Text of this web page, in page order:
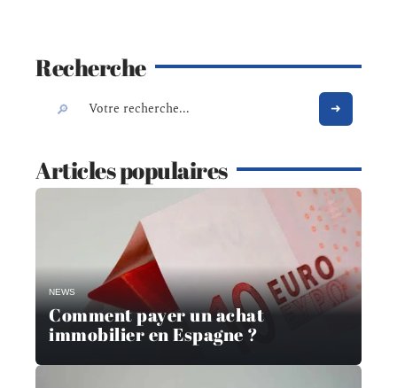
Recherche
Articles populaires
NEWS
Comment payer un achat
immobilier en Espagne ?